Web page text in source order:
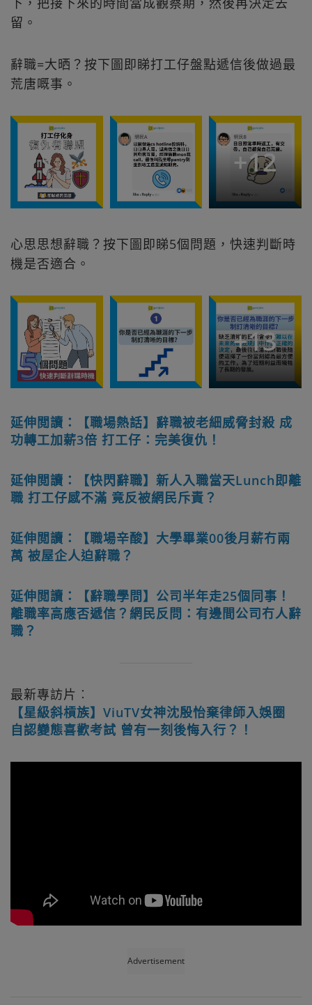
留。
辭職=大晒？按下圖即睇打工仔盤點遞信後做過最
荒唐嘅事。
+12
心思思想辭職？按下圖即睇5個問題，快速判斷時
機是否適合。
+13
延伸閲讀：【職場熱話】辭職被老細威脅封殺 成
功轉工加薪3倍 打工仔：完美復仇！
延伸閲讀：【快閃辭職】新人入職當天Lunch即離
職 打工仔感不滿 竟反被網民斥責？
延伸閲讀：【職場辛酸】大學畢業00後月薪冇兩
萬 被屋企人迫辭職？
延伸閲讀：【辭職學問】公司半年走25個同事！
離職率高應否遞信？網民反問：有邊間公司冇人辭
職？
最新專訪片︰
【星級斜槓族】ViuTV女神沈殷怡棄律師入娛圈
自認變態喜歡考試 曾有一刻後悔入行？！
Advertisement